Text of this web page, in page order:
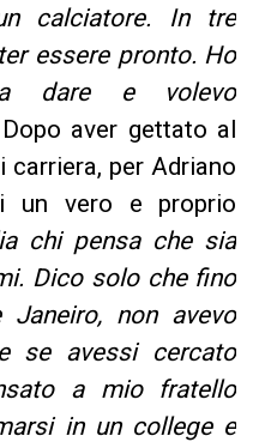
calciatore. In tre
essere pronto. Ho
dare e volevo
aver gettato al
per Adriano
un vero e proprio
chi pensa che sia
Dico solo che fino
non avevo
se avessi cercato
a mio fratello
in un college e